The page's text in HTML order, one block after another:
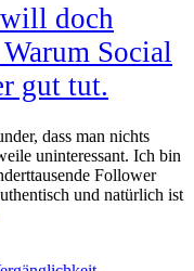
doch
Social
gut tut.
dass man nichts
uninteressant. Ich bin
Follower
und natürlich ist